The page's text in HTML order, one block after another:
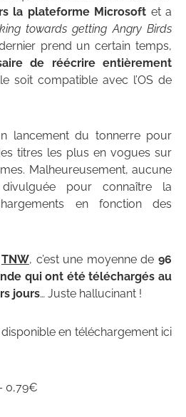
la plateforme Microsoft et a
towards getting Angry Birds
prend un certain temps,
de réécrire entièrement
soit compatible avec l’OS de
lancement du tonnerre pour
titres les plus en vogues sur
Malheureusement, aucune
pour connaître la
en fonction des
TNW, c’est une moyenne de 96
qui ont été téléchargés au
jours… Juste hallucinant !
en téléchargement ici
0,79€